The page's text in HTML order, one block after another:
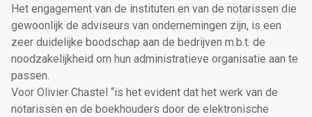
Het engagement van de instituten en van de notarissen die
gewoonlijk de adviseurs van ondernemingen zijn, is een
zeer duidelijke boodschap aan de bedrijven m.b.t. de
noodzakelijkheid om hun administratieve organisatie aan te
passen.
Voor Olivier Chastel “is het evident dat het werk van de
notarissen en de boekhouders door de elektronische